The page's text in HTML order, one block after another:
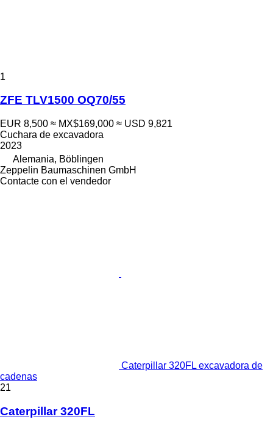
1
ZFE TLV1500 OQ70/55
EUR 8,500 ≈ MX$169,000 ≈ USD 9,821
Cuchara de excavadora
2023
Alemania, Böblingen
Zeppelin Baumaschinen GmbH
Contacte con el vendedor
Caterpillar 320FL excavadora de
cadenas
21
Caterpillar 320FL